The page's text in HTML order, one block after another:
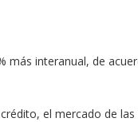
más interanual, de
el mercado de